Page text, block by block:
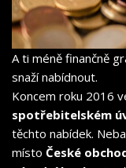
A ti méně finančně
snaží nabídnout.
Koncem roku 2016
spotřebitelském
těchto nabídek.
místo České